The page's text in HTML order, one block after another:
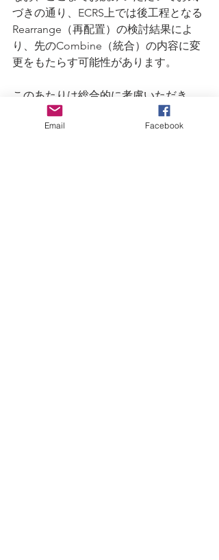
づきの通り、ECRS上では後工程となる
Rearrange（再配置）の検討結果によ
り、先のCombine（統合）の内容に変
更をもたらす可能性があります。
このあたりは総合的に考慮いただき、
まずはどういったRearrange（再配置）
が望ましいのか、現実を踏まえて検討
Email Facebook